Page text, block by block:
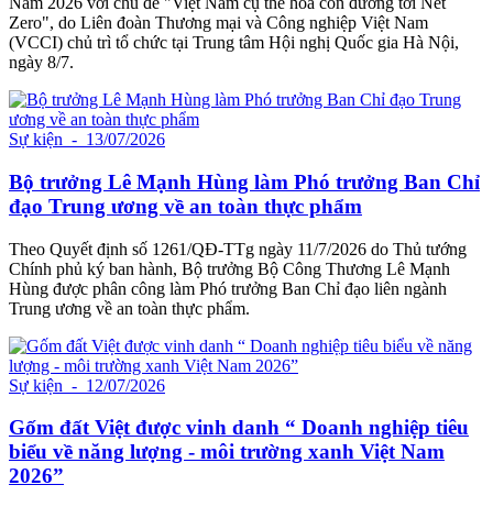
Zero", do Liên đoàn Thương mại và Công nghiệp Việt Nam
(VCCI) chủ trì tổ chức tại Trung tâm Hội nghị Quốc gia Hà Nội,
ngày 8/7.
Sự kiện - 13/07/2026
Bộ trưởng Lê Mạnh Hùng làm Phó trưởng Ban Chỉ
đạo Trung ương về an toàn thực phẩm
Theo Quyết định số 1261/QĐ-TTg ngày 11/7/2026 do Thủ tướng
Chính phủ ký ban hành, Bộ trưởng Bộ Công Thương Lê Mạnh
Hùng được phân công làm Phó trưởng Ban Chỉ đạo liên ngành
Trung ương về an toàn thực phẩm.
Sự kiện - 12/07/2026
Gốm đất Việt được vinh danh “ Doanh nghiệp tiêu
biểu về năng lượng - môi trường xanh Việt Nam
2026”